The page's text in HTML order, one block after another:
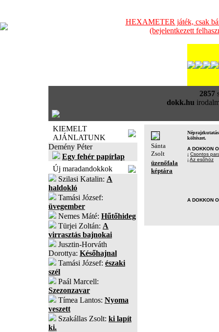
HEXAMETER játék, csak
(bejelentkezett
2857
dokk.hu
KIEMELT
AJÁNLATUNK
Demény Péter
Egy fehér papírlap
Új maradandokkok
Szilasi Katalin: A
haldokló
Tamási József:
üvegember
Nemes Máté: Hűtőhideg
Türjei Zoltán: A
virrasztás bajnokai
Jusztin-Horváth
Dorottya: Későhajnal
Tamási József: északi
szél
Paál Marcell:
Szezonzavar
Tímea Lantos: Nyoma
veszett
Szakállas Zsolt: ki lapít
ki.
Sánta
Zsolt
üzenőfala
képtára
költészet.
A DOKKON
¡ Csontos
¡Az esõhöz
A DOKKON